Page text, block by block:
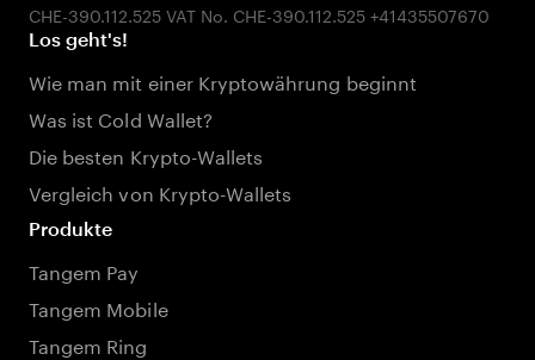
Los geht's!
Wie man mit einer Kryptowährung beginnt
Was ist Cold Wallet?
Die besten Krypto-Wallets
Vergleich von Krypto-Wallets
Produkte
Tangem Pay
Tangem Mobile
Tangem Ring